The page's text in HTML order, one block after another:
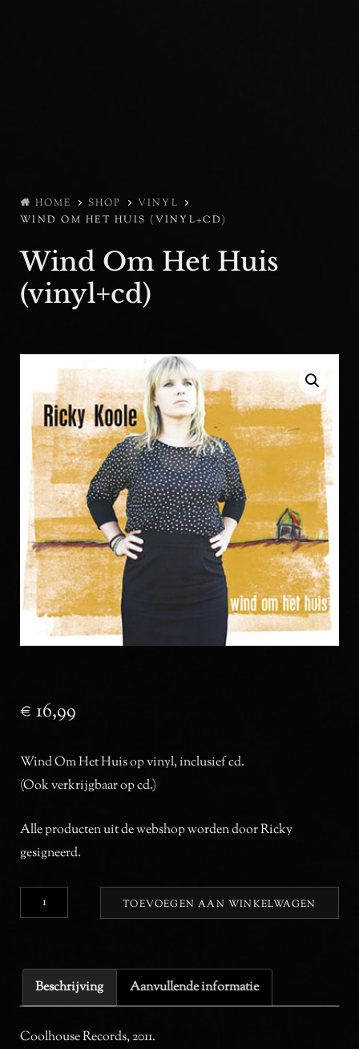
HOME SHOP
VINYL
WIND OM HET HUIS (VINYL+CD)
Wind Om Het Huis
(vinyl+cd)
€ 16,99
Wind Om Het Huis op vinyl, inclusief cd.
(Ook verkrijgbaar op cd.)
Alle producten uit de webshop worden door Ricky
gesigneerd.
Wind
Om
Huis
(vinyl+cd)
TOEVOEGEN AAN WINKELWAGEN
Beschrijving Aanvullende informatie
Coolhouse Records, 2011.